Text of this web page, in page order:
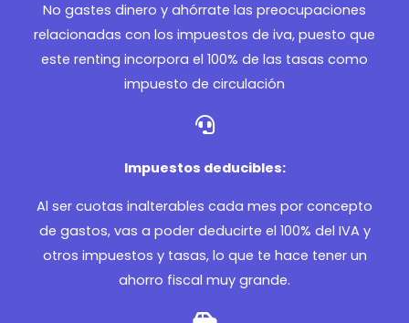
No gastes dinero y ahórrate las preocupaciones
relacionadas con los impuestos de iva, puesto que
este renting incorpora el 100% de las tasas como
impuesto de circulación
Impuestos deducibles:
Al ser cuotas inalterables cada mes por concepto
de gastos, vas a poder deducirte el 100% del IVA y
otros impuestos y tasas, lo que te hace tener un
ahorro fiscal muy grande.